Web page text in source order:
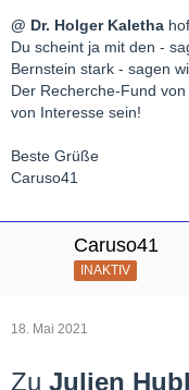
@ Dr. Holger Kaletha
Du scheint ja mit den -
Bernstein stark - sagen
Der Recherche-Fund
von Interesse sein!
Beste Grüße
Caruso41
Caruso41
INAKTIV
18. Mai 2021
Zu Julien